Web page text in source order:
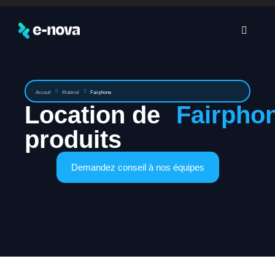
Acceuil Matériel Fairphone
Location de
produits
Demandez conseil à nos équipes